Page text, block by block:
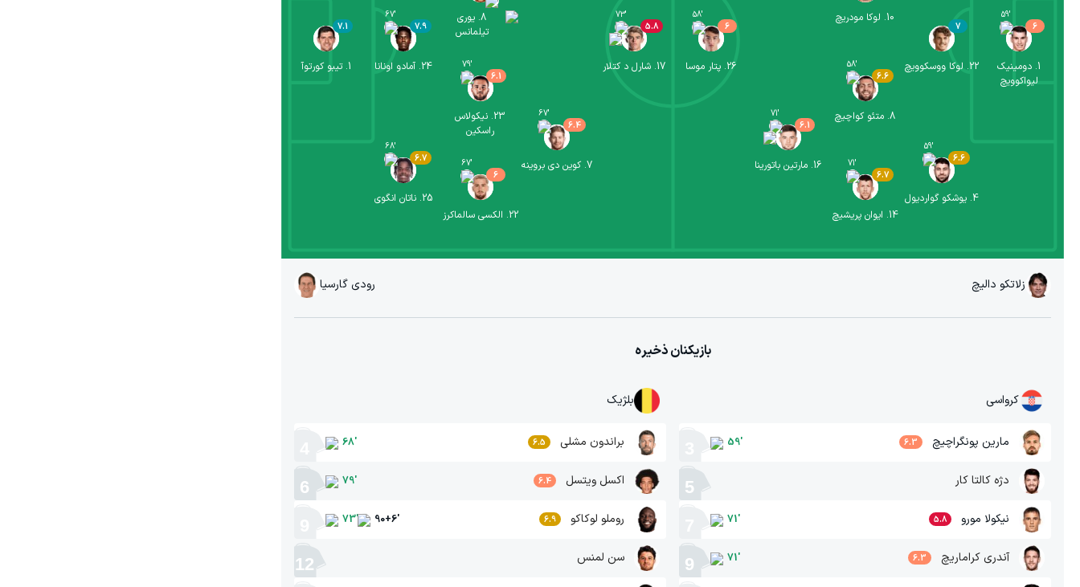
1
. دومینیک
لیواکوویچ
6
59'
4
. یوشکو گواردیول
6.6
59'
22
. لوکا ووسکوویچ
7
14
. ایوان پریشیچ
6.7
71'
8
. متئو کواچیچ
6.6
58'
10
. لوکا مودریچ
16
. مارتین باتورینا
6.1
71'
26
. پتار موسا
6
58'
1
.تیبو کورتوآ
7.1
25
.ناتان انگوی
6.7
68'
24
.آمادو اونانا
7.9
67'
22
. الکسی سالماکرز
6
67'
23
. نیکولاس
راسکین
6.1
79'
8
. یوری
تیلمانس
7
. کوین دی بروینه
6.4
67'
17
. شارل د کتلار
5.8
73'
زلاتکو دالیچ رودی گارسیا
بازیکنان ذخیره
کرواسی
مارین پونگراچیچ 6.3
59'
دژه کالتا کار 5
نیکولا مورو 5.8
71'
آندری کراماریچ 6.3
71'
9
بلژیک
براندون مشلی 6.5
68'
اکسل ویتسل 6.4
79'
6
روملو لوکاکو 6.9
73' 90+6'
سن لمنس 12